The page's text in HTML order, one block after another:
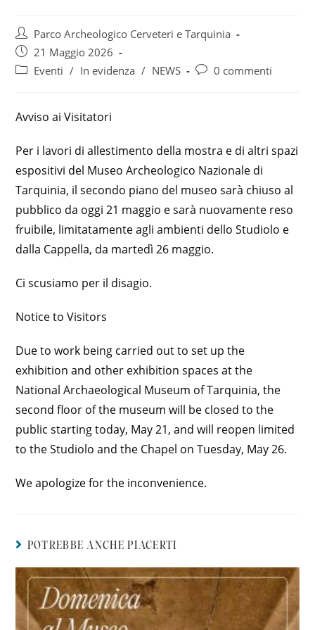
Autore
dell'articolo:
Parco Archeologico Cerveteri e Tarquinia
Articolo
pubblicato:
21 Maggio 2026
Categoria
Eventi / In evidenza / NEWS
Commenti
0 commenti
Avviso ai Visitatori
Per i lavori di allestimento della mostra e di altri spazi
espositivi del Museo Archeologico Nazionale di
Tarquinia, il secondo piano del museo sarà chiuso al
pubblico da oggi 21 maggio e sarà nuovamente reso
fruibile, limitatamente agli ambienti dello Studiolo e
dalla Cappella, da martedì 26 maggio.
Ci scusiamo per il disagio.
Notice to Visitors
Due to work being carried out to set up the
exhibition and other exhibition spaces at the
National Archaeological Museum of Tarquinia, the
second floor of the museum will be closed to the
public starting today, May 21, and will reopen limited
to the Studiolo and the Chapel on Tuesday, May 26.
We apologize for the inconvenience.
POTREBBE ANCHE PIACERTI